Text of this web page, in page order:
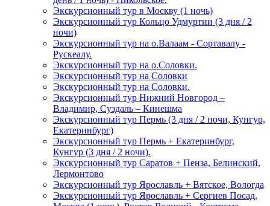
Экскурсионный тур в Москву (1 ночь)
Экскурсионный тур Кольцо Удмуртии (3 дня / 2
ночи)
Экскурсионный тур на о.Валаам - Сортавалу -
Рускеалу.
Экскурсионный тур на о.Соловки.
Экскурсионный тур на Соловки
Экскурсионный тур на Соловки.
Экскурсионный тур Нижний Новгород –
Владимир, Суздаль – Кинешма
Экскурсионный тур Пермь (3 дня / 2 ночи, Кунгур,
Екатеринбург)
Экскурсионный тур Пермь + Екатеринбург,
Кунгур (3 дня / 2 ночи).
Экскурсионный тур Саратов + Пенза, Белинский,
Лермонтово
Экскурсионный тур Ярославль + Вятское, Вологда
Экскурсионный тур Ярославль + Сергиев Посад,